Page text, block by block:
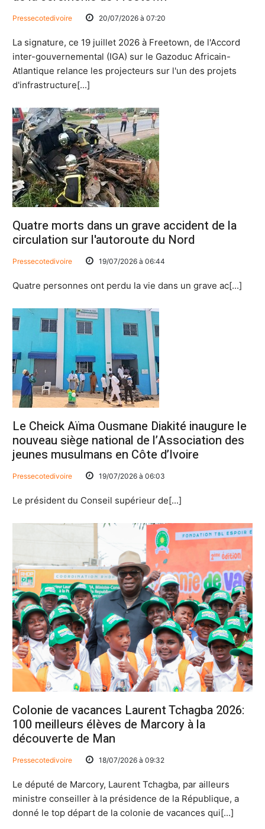
Pressecotedivoire 20/07/2026 à 07:20
La signature, ce 19 juillet 2026 à Freetown, de l'Accord
inter-gouvernemental (IGA) sur le Gazoduc Africain-
Atlantique relance les projecteurs sur l'un des projets
d'infrastructure[...]
Quatre morts dans un grave accident de la
circulation sur l'autoroute du Nord
Pressecotedivoire 19/07/2026 à 06:44
Quatre personnes ont perdu la vie dans un grave ac[...]
Le Cheick Aïma Ousmane Diakité inaugure le
nouveau siège national de l’Association des
jeunes musulmans en Côte d’Ivoire
Pressecotedivoire 19/07/2026 à 06:03
Le président du Conseil supérieur de[...]
Colonie de vacances Laurent Tchagba 2026:
100 meilleurs élèves de Marcory à la
découverte de Man
Pressecotedivoire 18/07/2026 à 09:32
Le député de Marcory, Laurent Tchagba, par ailleurs
ministre conseiller à la présidence de la République, a
donné le top départ de la colonie de vacances qui[...]